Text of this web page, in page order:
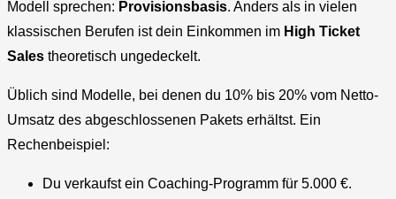
Modell sprechen: Provisionsbasis. Anders als in vielen
klassischen Berufen ist dein Einkommen im High Ticket
Sales theoretisch ungedeckelt.
Üblich sind Modelle, bei denen du 10% bis 20% vom Netto-
Umsatz des abgeschlossenen Pakets erhältst. Ein
Rechenbeispiel:
Du verkaufst ein Coaching-Programm für 5.000 €.